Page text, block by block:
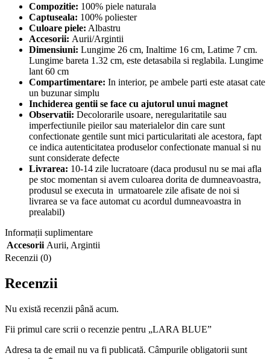
Compozitie: 100% piele naturala
Captuseala: 100% poliester
Culoare piele: Albastru
Accesorii: Aurii/Argintii
Dimensiuni: Lungime 26 cm, Inaltime 16 cm, Latime 7 cm.
Lungime bareta 1.32 cm, este detasabila si reglabila. Lungime
lant 60 cm
Compartimentare: In interior, pe ambele parti este atasat cate
un buzunar simplu
Inchiderea gentii se face cu ajutorul unui magnet
Observatii: Decolorarile usoare, neregularitatile sau
imperfectiunile pieilor sau materialelor din care sunt
confectionate gentile sunt mici particularitati ale acestora, fapt
ce indica autenticitatea produselor confectionate manual si nu
sunt considerate defecte
Livrarea: 10-14 zile lucratoare (daca produsul nu se mai afla
pe stoc momentan si avem culoarea dorita de dumneavoastra,
produsul se executa in urmatoarele zile afisate de noi si
livrarea se va face automat cu acordul dumneavoastra in
prealabil)
Informații suplimentare
Accesorii Aurii, Argintii
Recenzii (0)
Recenzii
Nu există recenzii până acum.
Fii primul care scrii o recenzie pentru „LARA BLUE”
Adresa ta de email nu va fi publicată. Câmpurile obligatorii sunt